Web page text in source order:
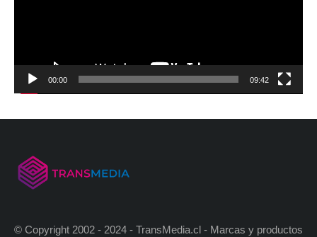
00:00 09:42
© Copyright 2002 - 2024 - TransMedia.cl - Marcas y productos